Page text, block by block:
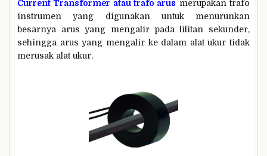
Current Transformer atau trafo arus merupakan trafo
instrumen yang digunakan untuk menurunkan
besarnya arus yang mengalir pada lilitan sekunder,
sehingga arus yang mengalir ke dalam alat ukur tidak
merusak alat ukur.